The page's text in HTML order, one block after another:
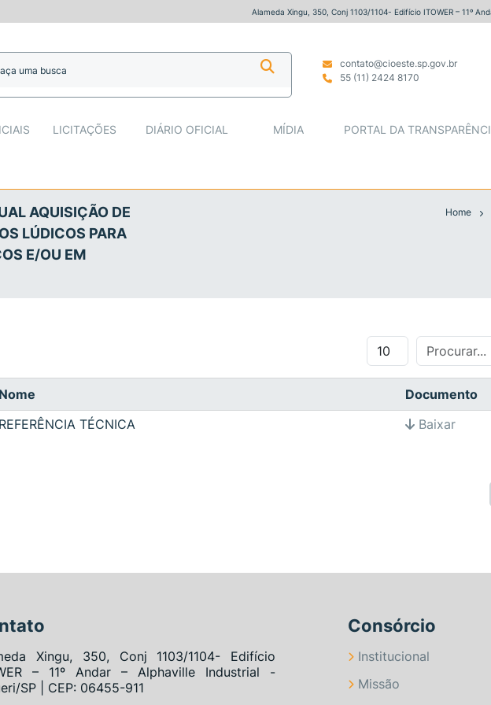
DE PLAYGROUNDS INFANTIS E RECURSOS LÚDICOS PARA
Alameda Xingu, 350, Conj 1103/1104- Edifício ITOWER – 11º
contato@cioeste.sp.gov.br
55 (11) 2424 8170
LICITAÇÕES DIÁRIO OFICIAL MÍDIA PORTAL DA
AQUISIÇÃO DE
LÚDICOS PARA
E/OU EM
Home
Nome
Documento
REFERÊNCIA TÉCNICA Baixar
Xingu, 350, Conj 1103/1104- Edifício
– 11º Andar – Alphaville Industrial -
SP | CEP: 06455-911
Consórcio
Institucional
Missão